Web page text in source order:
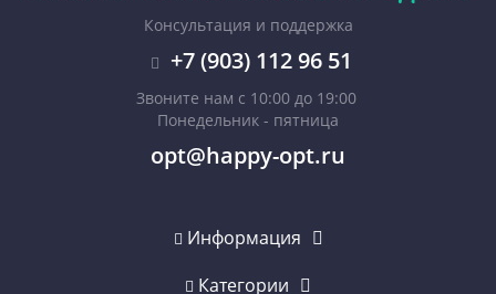
Консультация и поддержка
+7 (903) 112 96 51
Звоните нам с 10:00 до 19:00
Понедельник - пятница
opt@happy-opt.ru
Информация
Категории